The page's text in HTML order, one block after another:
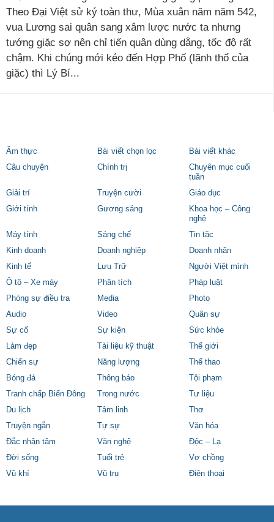
Theo Đại Việt sử ký toàn thư, Mùa xuân năm năm 542,
vua Lương sai quân sang xâm lược nước ta nhưng
tướng giặc sợ nên chỉ tiến quân dùng dằng, tốc độ rất
chậm. Khi chúng mới kéo đến Hợp Phố (lãnh thổ của
giặc) thì Lý Bí...
Ẩm thực Bài viết chọn lọc
Bài viết khác
Câu chuyện
Chính trị
Chuyên mục cuối
tuần
Giải trí
Truyện cười
Giáo dục
Giới tính
Gương sáng
Khoa học – Công
nghệ
Máy tính
Sáng chế
Tin tặc
Kinh doanh
Doanh nghiệp
Doanh nhân
Kinh tế
Lưu Trữ
Người Việt mình
Ô tô – Xe máy
Phân tích
Pháp luật
Phóng sự điều tra
Media
Photo
Audio
Video
Quân sự
Sự cố
Sự kiện
Sức khỏe
Làm đẹp
Tài liệu kỹ thuật
Thế giới
Chiến sự
Năng lượng
Thể thao
Bóng đá
Thông báo
Tội phạm
Tranh chấp Biển Đông
Trong nước
Tư liệu
Du lịch
Tâm linh
Thơ
Truyện ngắn
Tự sự
Văn hóa
Đắc nhân tâm
Văn nghệ
Độc – Lạ
Đời sống
Tuổi trẻ
Vợ chồng
Vũ khí
Vũ trụ Điện thoại